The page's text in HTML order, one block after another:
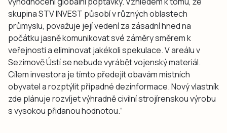
skupina STV INVEST působí v různých oblastech
průmyslu, považuje její vedení za zásadní hned na
počátku jasně komunikovat své záměry směrem k
veřejnosti a eliminovat jakékoli spekulace. V areálu v
Sezimově Ústí se nebude vyrábět vojenský materiál.
Cílem investora je tímto předejít obavám místních
obyvatel a rozptýlit případné dezinformace. Nový vlastník
zde plánuje rozvíjet výhradně civilní strojírenskou výrobu
s vysokou přidanou hodnotou.“